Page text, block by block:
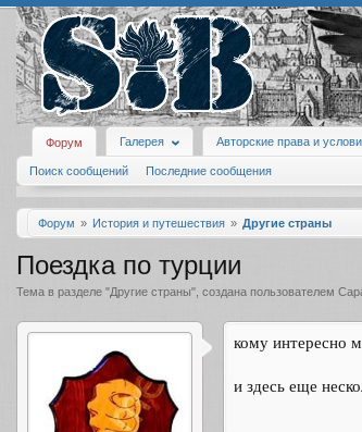
Форум Галерея Авторские права и
Поиск сообщений Последние сообщения
Форум История и путешествия Другие страны
Поездка по турции
Тема в разделе "Другие страны", создана пользователем
кому интересно
и здесь еще